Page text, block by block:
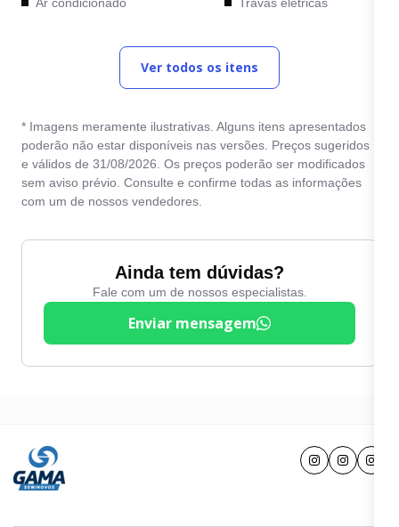
Computador de bordo
Direção hidráulica
Volante com Regulagem
de Altura
Ver todos os itens
* Imagens meramente ilustrativas. Alguns itens apresentados
poderão não estar disponíveis nas versões. Preços sugeridos
e válidos de 31/08/2026. Os preços poderão ser modificados
sem aviso prévio. Consulte e confirme todas as informações
com um de nossos vendedores.
Ainda tem dúvidas?
Fale com um de nossos especialistas.
Enviar mensagem